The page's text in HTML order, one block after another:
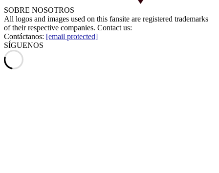
SOBRE NOSOTROS
All logos and images used on this fansite are registered trademarks
of their respective companies. Contact us:
Contáctanos: [email protected]
SÍGUENOS